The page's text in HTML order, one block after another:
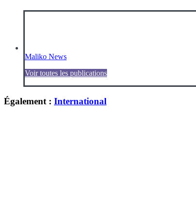
Maliko News
Voir toutes les publications
Également : International